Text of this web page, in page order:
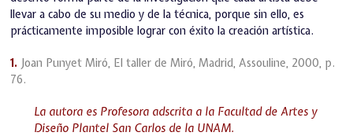
llevar a cabo de su medio y de la técnica, porque sin ello, es
prácticamente imposible lograr con éxito la creación artística.
1. Joan Punyet Miró, El taller de Miró, Madrid, Assouline, 2000, p.
76.
La autora es Profesora adscrita a la Facultad de Artes y
Diseño Plantel San Carlos de la UNAM.